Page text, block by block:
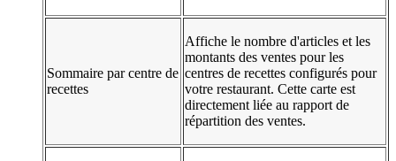
Sommaire par centre de
recettes
Affiche le nombre d'articles et les
montants des ventes pour les
centres de recettes configurés pour
votre restaurant. Cette carte est
directement liée au rapport de
répartition des ventes.